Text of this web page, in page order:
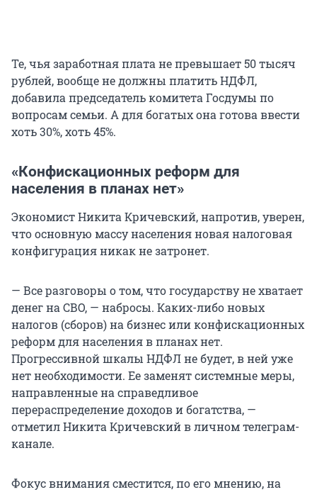
Те, чья заработная плата не превышает 50 тысяч
рублей, вообще не должны платить НДФЛ,
добавила председатель комитета Госдумы по
вопросам семьи. А для богатых она готова ввести
хоть 30%, хоть 45%.
«Конфискационных реформ для
населения в планах нет»
Экономист Никита Кричевский, напротив, уверен,
что основную массу населения новая налоговая
конфигурация никак не затронет.
— Все разговоры о том, что государству не хватает
денег на СВО, — набросы. Каких-либо новых
налогов (сборов) на бизнес или конфискационных
реформ для населения в планах нет.
Прогрессивной шкалы НДФЛ не будет, в ней уже
нет необходимости. Ее заменят системные меры,
направленные на справедливое
перераспределение доходов и богатства, —
отметил Никита Кричевский в личном телеграм-
канале.
Фокус внимания сместится, по его мнению, на